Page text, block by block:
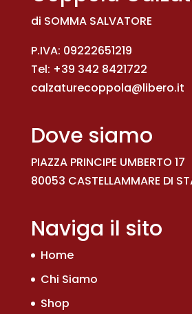
di SOMMA SALVATORE
P.IVA: 09222651219
Tel: +39 342 8421722
calzaturecoppola@libero.it
Dove siamo
PIAZZA PRINCIPE UMBERTO 17
80053 CASTELLAMMARE DI
Naviga il sito
Home
Chi Siamo
Shop